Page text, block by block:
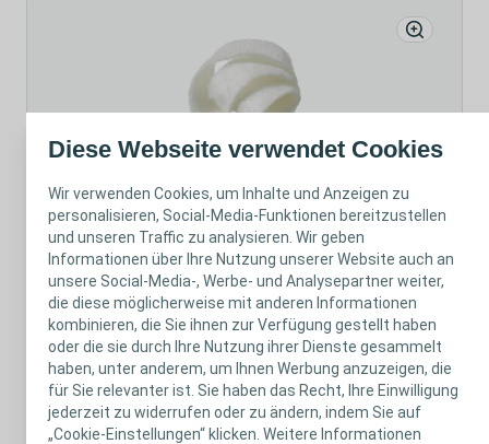
Diese Webseite verwendet Cookies
Wir verwenden Cookies, um Inhalte und Anzeigen zu
personalisieren, Social-Media-Funktionen bereitzustellen
und unseren Traffic zu analysieren. Wir geben
Informationen über Ihre Nutzung unserer Website auch an
unsere Social-Media-, Werbe- und Analysepartner weiter,
die diese möglicherweise mit anderen Informationen
kombinieren, die Sie ihnen zur Verfügung gestellt haben
oder die sie durch Ihre Nutzung ihrer Dienste gesammelt
haben, unter anderem, um Ihnen Werbung anzuzeigen, die
für Sie relevanter ist. Sie haben das Recht, Ihre Einwilligung
jederzeit zu widerrufen oder zu ändern, indem Sie auf
„Cookie-Einstellungen“ klicken. Weitere Informationen
Biatain® Alginate Ag
PZN: 01406431
Handel / Klinik Artikel-Nr.: 3755 / 375503
Größe/cm: 5x5
St./VE: 30
Weitere Produkte